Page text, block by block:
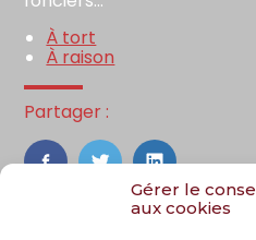
Gérer le
aux cookies
À tort
À raison
Partager :
FaceBook
TwitterLinkedIn